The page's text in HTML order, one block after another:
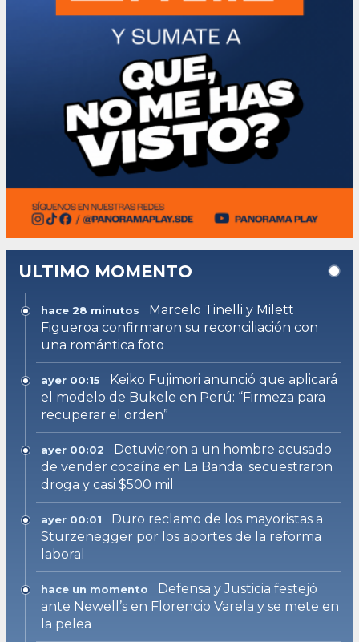
ULTIMO MOMENTO
hace 28 minutos
Marcelo Tinelli y Milett
Figueroa confirmaron su reconciliación con
una romántica foto
ayer 00:15
Keiko Fujimori anunció que aplicará
el modelo de Bukele en Perú: “Firmeza para
recuperar el orden”
ayer 00:02
Detuvieron a un hombre acusado
de vender cocaína en La Banda: secuestraron
droga y casi $500 mil
ayer 00:01
Duro reclamo de los mayoristas a
Sturzenegger por los aportes de la reforma
laboral
hace un momento
Defensa y Justicia festejó
ante Newell’s en Florencio Varela y se mete en
la pelea